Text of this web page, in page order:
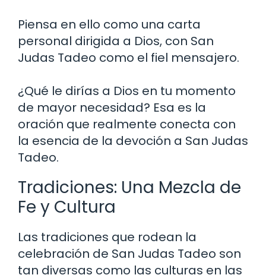
Piensa en ello como una carta
personal dirigida a Dios, con San
Judas Tadeo como el fiel mensajero.
¿Qué le dirías a Dios en tu momento
de mayor necesidad? Esa es la
oración que realmente conecta con
la esencia de la devoción a San Judas
Tadeo.
Tradiciones: Una Mezcla de
Fe y Cultura
Las tradiciones que rodean la
celebración de San Judas Tadeo son
tan diversas como las culturas en las